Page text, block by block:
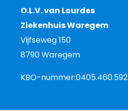
O.L.V. van Lourdes
Ziekenhuis Waregem
Vijfseweg 150
8790 Waregem
KBO-nummer:0405.460.592